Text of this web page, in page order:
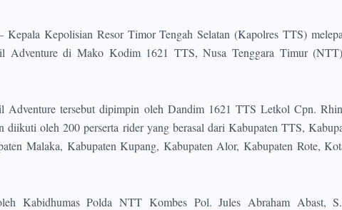
Kepala Kepolisian Resor Timor Tengah Selatan (Kapolres TTS)
Adventure di Mako Kodim 1621 TTS, Nusa Tenggara Timur
Adventure tersebut dipimpin oleh Dandim 1621 TTS Letkol Cpn.
diikuti oleh 200 perserta rider yang berasal dari Kabupaten TTS,
Malaka, Kabupaten Kupang, Kabupaten Alor, Kabupaten Rote,
Kabidhumas Polda NTT Kombes Pol. Jules Abraham Abast,